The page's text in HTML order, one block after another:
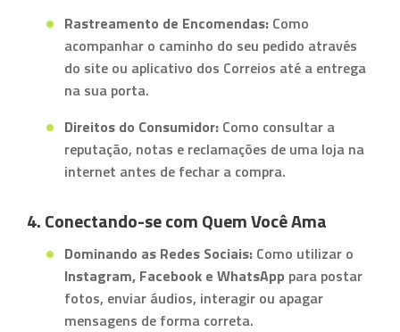
Rastreamento de Encomendas: Como
acompanhar o caminho do seu pedido através
do site ou aplicativo dos Correios até a entrega
na sua porta.
Direitos do Consumidor: Como consultar a
reputação, notas e reclamações de uma loja na
internet antes de fechar a compra.
4. Conectando-se com Quem Você Ama
Dominando as Redes Sociais: Como utilizar o
Instagram, Facebook e WhatsApp para postar
fotos, enviar áudios, interagir ou apagar
mensagens de forma correta.